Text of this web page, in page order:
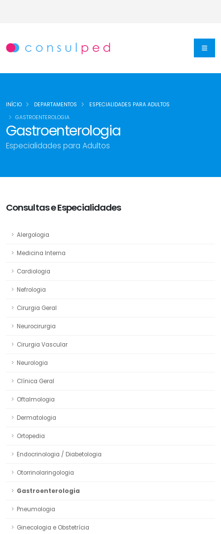
Gastroenterologia
Especialidades para Adultos
INÍCIO DEPARTAMENTOS
ESPECIALIDADES PARA ADULTOS
GASTROENTEROLOGIA
Consultas e Especialidades
Alergologia
Medicina Interna
Cardiologia
Nefrologia
Cirurgia Geral
Neurocirurgia
Cirurgia Vascular
Neurologia
Clínica Geral
Oftalmologia
Dermatologia
Ortopedia
Endocrinologia / Diabetologia
Otorrinolaringologia
Gastroenterologia
Pneumologia
Ginecologia e Obstetrícia